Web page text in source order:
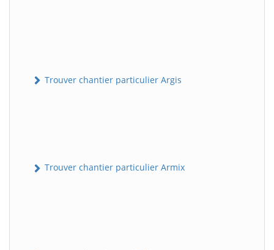
Trouver chantier particulier Argis
Trouver chantier particulier Armix